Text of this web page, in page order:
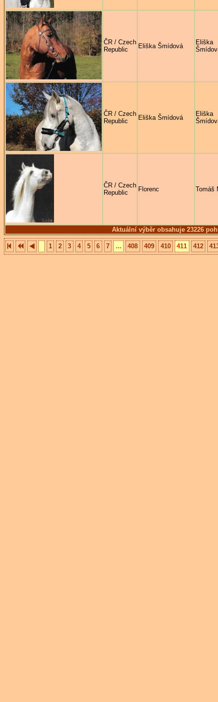
Aktuální výběr obsahuje 23226
ČR / Czech
Republic
Eliška Šmídová
Eliška
ČR / Czech
Republic
Eliška Šmídová
Eliška
ČR / Czech
Republic
Florenc Tomáš
1 2 3 4 5 6 7 ... 408 409 410 411 412